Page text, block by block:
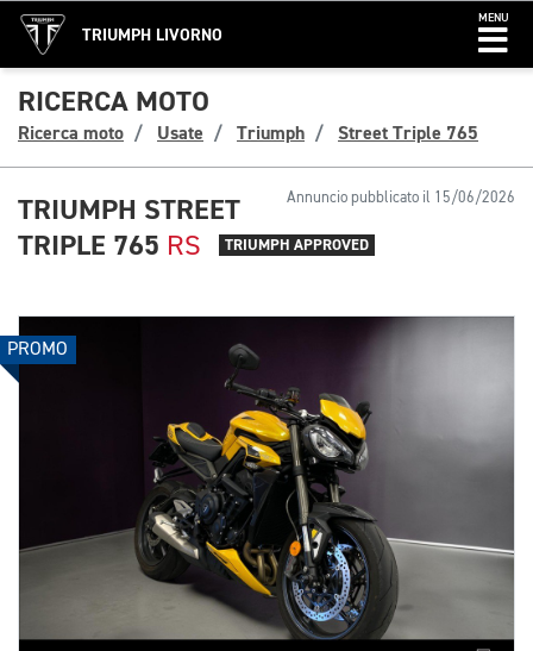
TRIUMPH LIVORNO
MENU
RICERCA MOTO
Ricerca moto Usate Triumph Street Triple 765
Annuncio pubblicato il 15/06/2026
TRIUMPH STREET
TRIPLE 765 RS TRIUMPH APPROVED
PROMO